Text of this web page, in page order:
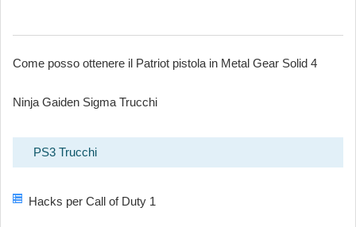
Come posso ottenere il Patriot pistola in Metal Gear Solid 4
Ninja Gaiden Sigma Trucchi
PS3 Trucchi
Hacks per Call of Duty 1